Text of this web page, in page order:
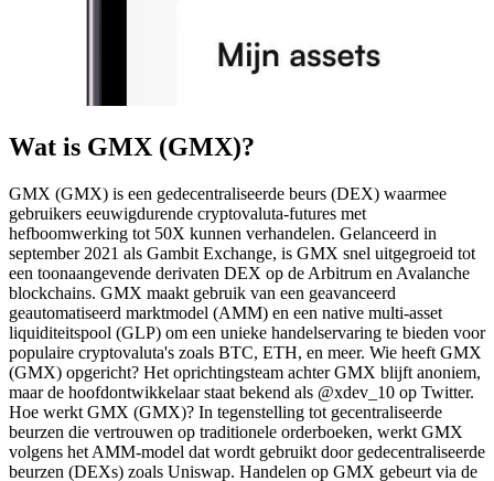
Wat is GMX (GMX)?
GMX (GMX) is een gedecentraliseerde beurs (DEX) waarmee
gebruikers eeuwigdurende cryptovaluta-futures met
hefboomwerking tot 50X kunnen verhandelen. Gelanceerd in
september 2021 als Gambit Exchange, is GMX snel uitgegroeid tot
een toonaangevende derivaten DEX op de Arbitrum en Avalanche
blockchains. GMX maakt gebruik van een geavanceerd
geautomatiseerd marktmodel (AMM) en een native multi-asset
liquiditeitspool (GLP) om een unieke handelservaring te bieden voor
populaire cryptovaluta's zoals BTC, ETH, en meer. Wie heeft GMX
(GMX) opgericht? Het oprichtingsteam achter GMX blijft anoniem,
maar de hoofdontwikkelaar staat bekend als @xdev_10 op Twitter.
Hoe werkt GMX (GMX)? In tegenstelling tot gecentraliseerde
beurzen die vertrouwen op traditionele orderboeken, werkt GMX
volgens het AMM-model dat wordt gebruikt door gedecentraliseerde
beurzen (DEXs) zoals Uniswap. Handelen op GMX gebeurt via de